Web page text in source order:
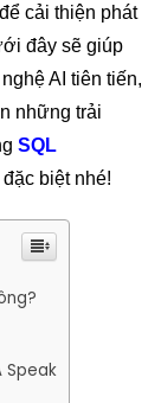
Nhược Điểm Và
Học Phí
cải thiện phát
đây sẽ giúp
AI tiên tiến,
những trải
SQL
biệt nhé!
Speak